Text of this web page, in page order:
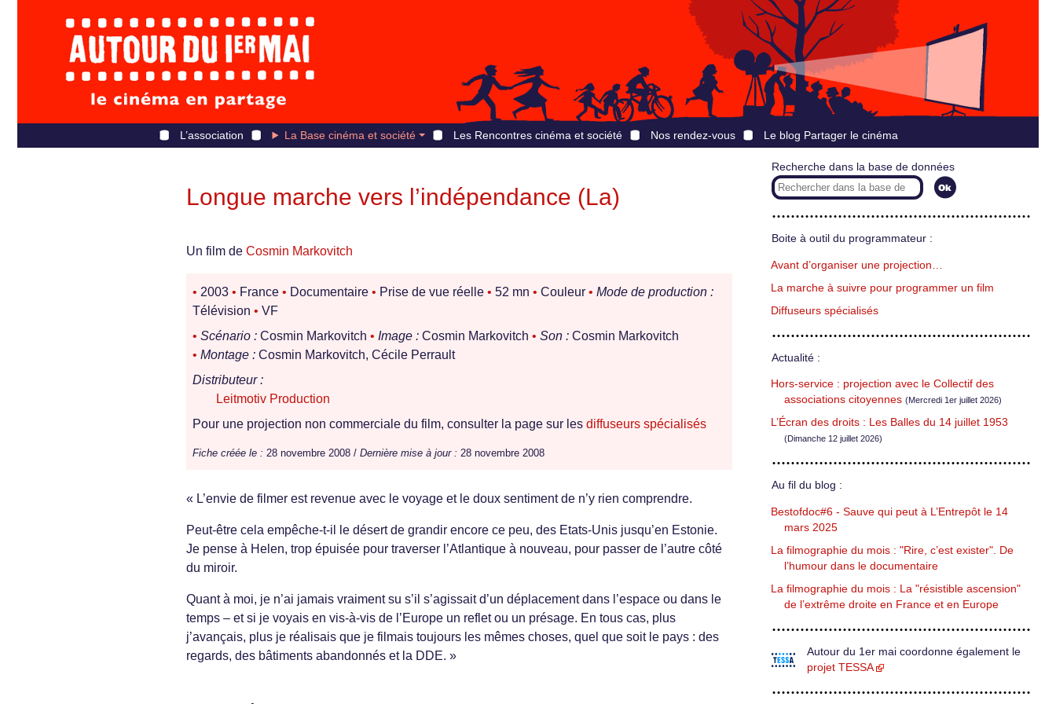
L’association La Base cinéma et société Les Rencontres cinéma et société Nos rendez-vous Le blog Partager le cinéma
Longue marche vers l’indépendance (La)
Un film de Cosmin Markovitch
• 2003 • France • Documentaire • Prise de vue réelle • 52 mn • Couleur • Mode de production :
Télévision • VF
• Scénario : Cosmin Markovitch • Image : Cosmin Markovitch • Son : Cosmin Markovitch
• Montage : Cosmin Markovitch, Cécile Perrault
Distributeur :
Leitmotiv Production
Pour une projection non commerciale du film, consulter la page sur les diffuseurs spécialisés
Fiche créée le : 28 novembre 2008 / Dernière mise à jour : 28 novembre 2008
« L’envie de filmer est revenue avec le voyage et le doux sentiment de n’y rien comprendre.
Peut-être cela empêche-t-il le désert de grandir encore ce peu, des Etats-Unis jusqu’en Estonie.
Je pense à Helen, trop épuisée pour traverser l’Atlantique à nouveau, pour passer de l’autre côté
du miroir.
Quant à moi, je n’ai jamais vraiment su s’il s’agissait d’un déplacement dans l’espace ou dans le
temps – et si je voyais en vis-à-vis de l’Europe un reflet ou un présage. En tous cas, plus
j’avançais, plus je réalisais que je filmais toujours les mêmes choses, quel que soit le pays : des
regards, des bâtiments abandonnés et la DDE. »
Recherche dans la base de données
Boite à outil du programmateur :
Avant d’organiser une projection…
La marche à suivre pour programmer un film
Diffuseurs spécialisés
Actualité :
Hors-service : projection avec le Collectif des
associations citoyennes (Mercredi 1er juillet 2026)
L’Écran des droits : Les Balles du 14 juillet 1953
(Dimanche 12 juillet 2026)
Au fil du blog :
Bestofdoc#6 - Sauve qui peut à L’Entrepôt le 14
mars 2025
La filmographie du mois : "Rire, c’est exister". De
l’humour dans le documentaire
La filmographie du mois : La "résistible ascension"
de l’extrême droite en France et en Europe
Autour du 1er mai coordonne également le
projet TESSA